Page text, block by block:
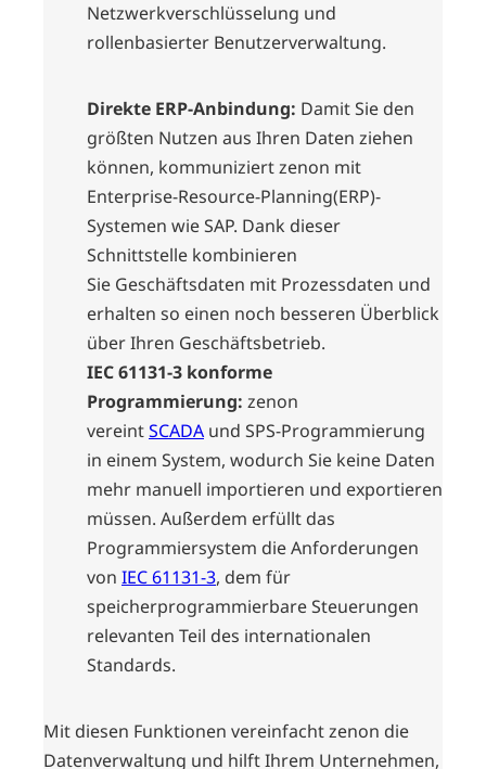
Netzwerkverschlüsselung und
rollenbasierter Benutzerverwaltung.
Direkte ERP-Anbindung: Damit Sie den
größten Nutzen aus Ihren Daten ziehen
können, kommuniziert zenon mit
Enterprise-Resource-Planning(ERP)-
Systemen wie SAP. Dank dieser
Schnittstelle kombinieren
Sie Geschäftsdaten mit Prozessdaten und
erhalten so einen noch besseren Überblick
über Ihren Geschäftsbetrieb.
IEC 61131-3 konforme
Programmierung: zenon
vereintSCADA und SPS-Programmierung
in einem System, wodurch Sie keine Daten
mehr manuell importieren und exportieren
müssen. Außerdem erfüllt das
Programmiersystem die Anforderungen
von IEC 61131-3, dem für
speicherprogrammierbare Steuerungen
relevanten Teil des internationalen
Standards.
Mit diesen Funktionen vereinfacht zenon die
Datenverwaltung und hilft Ihrem Unternehmen,